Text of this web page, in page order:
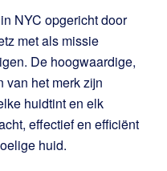
NYC opgericht door
met als missie
De hoogwaardige,
van het merk zijn
huidtint en elk
effectief en efficiënt
huid.